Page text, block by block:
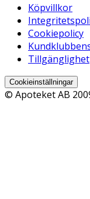
Köpvillkor
Cookiepolicy
Tillgänglighet
Cookieinställningar
© Apoteket AB